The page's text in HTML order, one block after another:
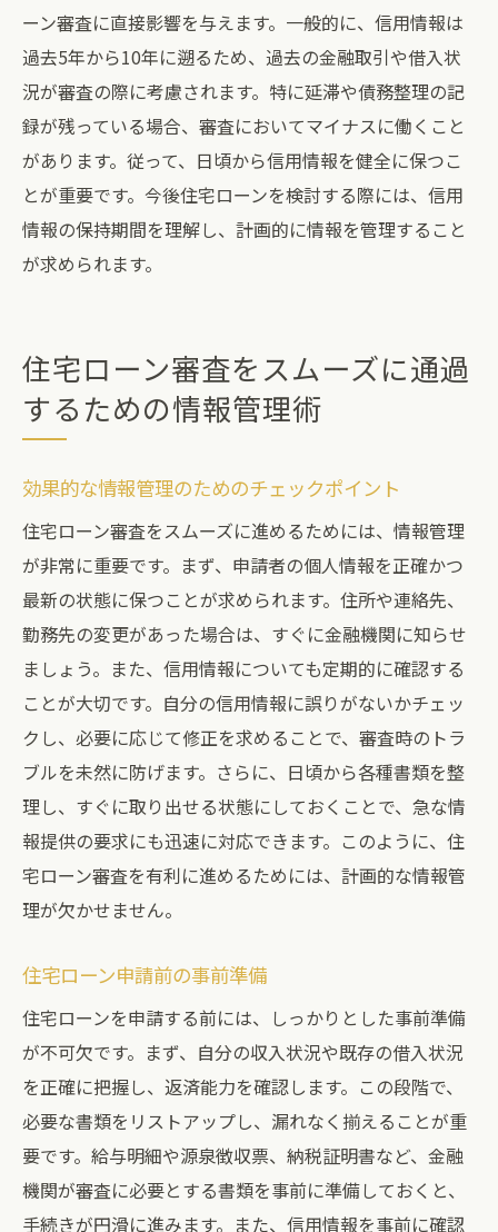
ーン審査に直接影響を与えます。一般的に、信用情報は
過去5年から10年に遡るため、過去の金融取引や借入状
況が審査の際に考慮されます。特に延滞や債務整理の記
録が残っている場合、審査においてマイナスに働くこと
があります。従って、日頃から信用情報を健全に保つこ
とが重要です。今後住宅ローンを検討する際には、信用
情報の保持期間を理解し、計画的に情報を管理すること
が求められます。
住宅ローン審査をスムーズに通過
するための情報管理術
効果的な情報管理のためのチェックポイント
住宅ローン審査をスムーズに進めるためには、情報管理
が非常に重要です。まず、申請者の個人情報を正確かつ
最新の状態に保つことが求められます。住所や連絡先、
勤務先の変更があった場合は、すぐに金融機関に知らせ
ましょう。また、信用情報についても定期的に確認する
ことが大切です。自分の信用情報に誤りがないかチェッ
クし、必要に応じて修正を求めることで、審査時のトラ
ブルを未然に防げます。さらに、日頃から各種書類を整
理し、すぐに取り出せる状態にしておくことで、急な情
報提供の要求にも迅速に対応できます。このように、住
宅ローン審査を有利に進めるためには、計画的な情報管
理が欠かせません。
住宅ローン申請前の事前準備
住宅ローンを申請する前には、しっかりとした事前準備
が不可欠です。まず、自分の収入状況や既存の借入状況
を正確に把握し、返済能力を確認します。この段階で、
必要な書類をリストアップし、漏れなく揃えることが重
要です。給与明細や源泉徴収票、納税証明書など、金融
機関が審査に必要とする書類を事前に準備しておくと、
手続きが円滑に進みます。また、信用情報を事前に確認